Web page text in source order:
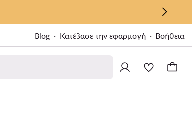
Blog Κατέβασε την εφαρμογή Βοήθεια